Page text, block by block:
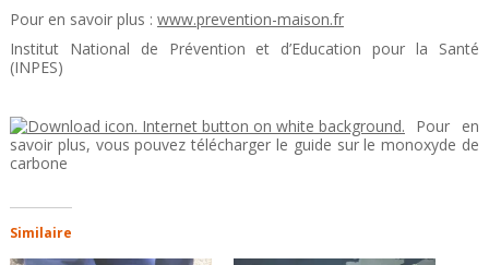
Pour en savoir plus : www.prevention-maison.fr
Institut National de Prévention et d’Education pour la Santé
(INPES)
Pour en
savoir plus, vous pouvez télécharger le guide sur le monoxyde de
carbone
Similaire